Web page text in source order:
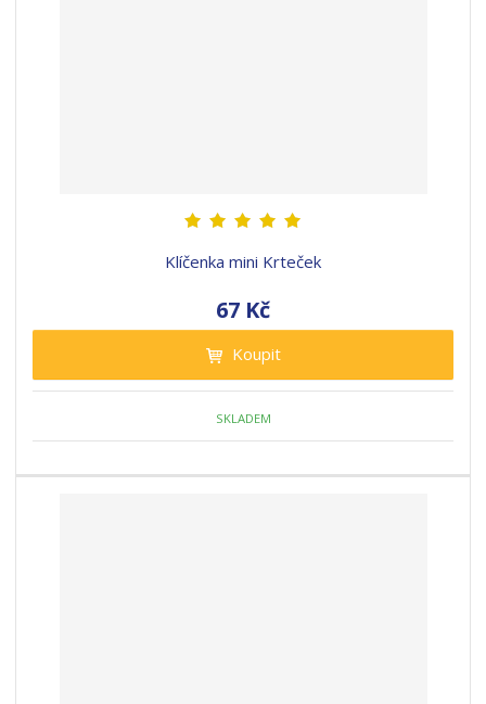
Klíčenka mini Krteček
67 Kč
Koupit
SKLADEM